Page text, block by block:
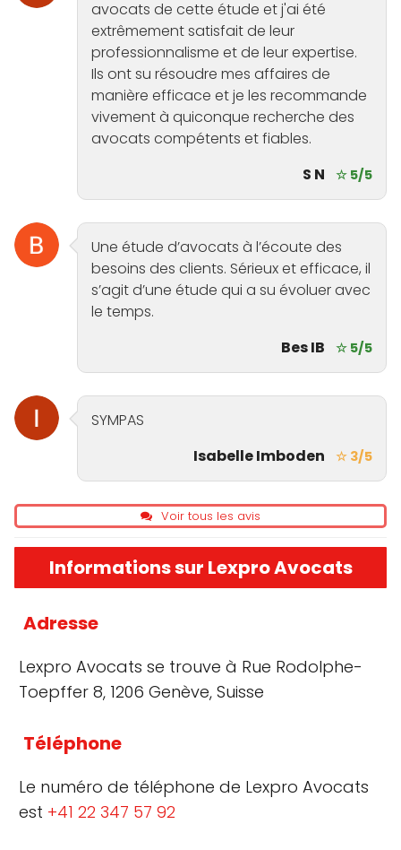
avocats de cette étude et j'ai été
extrêmement satisfait de leur
professionnalisme et de leur expertise.
Ils ont su résoudre mes affaires de
manière efficace et je les recommande
vivement à quiconque recherche des
avocats compétents et fiables.
S N
☆ 5/5
Une étude d’avocats à l’écoute des
besoins des clients. Sérieux et efficace, il
s’agit d’une étude qui a su évoluer avec
le temps.
Bes IB
☆ 5/5
SYMPAS
Isabelle Imboden
☆ 3/5
Voir tous les avis
Informations sur Lexpro Avocats
Adresse
Lexpro Avocats se trouve à Rue Rodolphe-
Toepffer 8, 1206 Genève, Suisse
Téléphone
Le numéro de téléphone de Lexpro Avocats
est +41 22 347 57 92